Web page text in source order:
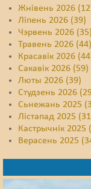
Жнівень 2026
Ліпень 2026 (39)
Чэрвень 2026 (35)
Травень 2026 (44)
Красавік 2026
Сакавік 2026 (59)
Люты 2026 (39)
Студзень 2026
Сьнежань 2025
Лістапад 2025
Кастрычнік 2025
Верасень 2025